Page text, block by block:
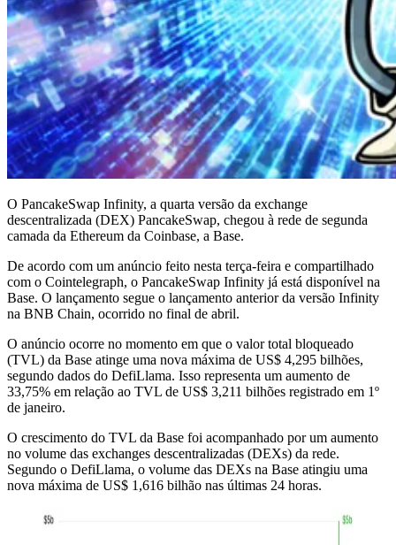
O PancakeSwap Infinity, a quarta versão da exchange
descentralizada (DEX) PancakeSwap, chegou à rede de segunda
camada da Ethereum da Coinbase, a Base.
De acordo com um anúncio feito nesta terça-feira e compartilhado
com o Cointelegraph, o PancakeSwap Infinity já está disponível na
Base. O lançamento segue o lançamento anterior da versão Infinity
na BNB Chain, ocorrido no final de abril.
O anúncio ocorre no momento em que o valor total bloqueado
(TVL) da Base atinge uma nova máxima de US$ 4,295 bilhões,
segundo dados do DefiLlama. Isso representa um aumento de
33,75% em relação ao TVL de US$ 3,211 bilhões registrado em 1º
de janeiro.
O crescimento do TVL da Base foi acompanhado por um aumento
no volume das exchanges descentralizadas (DEXs) da rede.
Segundo o DefiLlama, o volume das DEXs na Base atingiu uma
nova máxima de US$ 1,616 bilhão nas últimas 24 horas.